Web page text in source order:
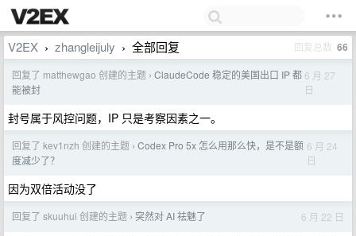
V2EX › zhangleijuly › 全部回复 回复总数 66
回复了 matthewgao 创建的主题 › ClaudeCode 稳定的美国出口 IP 都
能被封
6 月 27
日
封号属于风控问题，IP 只是考察因素之一。
回复了 kev1nzh 创建的主题 › Codex Pro 5x 怎么用那么快，是不是额
度减少了？
6 月 24
日
因为双倍活动没了
回复了 skuuhui 创建的主题 › 突然对 AI 祛魅了 6 月 22 日